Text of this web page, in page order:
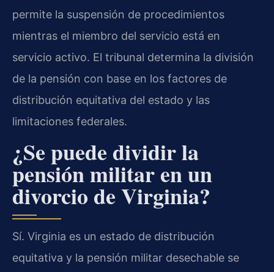
permite la suspensión de procedimientos
mientras el miembro del servicio está en
servicio activo. El tribunal determina la división
de la pensión con base en los factores de
distribución equitativa del estado y las
limitaciones federales.
¿Se puede dividir la
pensión militar en un
divorcio de Virginia?
Sí. Virginia es un estado de distribución
equitativa y la pensión militar desechable se